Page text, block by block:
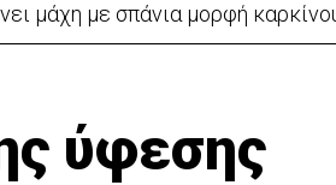
25 τραυματίες, οι 7 σοβαρά
ύφεσης